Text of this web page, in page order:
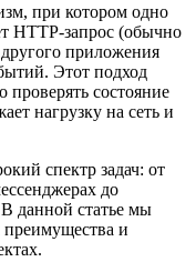
при котором одно
HTTP-запрос (обычно
приложения
Этот подход
проверять состояние
нагрузку на сеть и
спектр задач: от
до
данной статье мы
преимущества и